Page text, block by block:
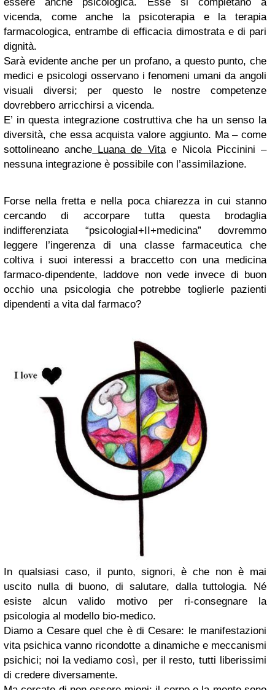
vicenda, come anche la psicoterapia e la terapia
farmacologica, entrambe di efficacia dimostrata e di pari
dignità.
Sarà evidente anche per un profano, a questo punto, che
medici e psicologi osservano i fenomeni umani da angoli
visuali diversi; per questo le nostre competenze
dovrebbero arricchirsi a vicenda.
E’ in questa integrazione costruttiva che ha un senso la
diversità, che essa acquista valore aggiunto. Ma – come
sottolineano anche Luana de Vitae Nicola Piccinini –
nessuna integrazione è possibile con l’assimilazione.
Forse nella fretta e nella poca chiarezza in cui stanno
cercando di accorpare tutta questa brodaglia
indifferenziata “psicologiaI+II+medicina” dovremmo
leggere l’ingerenza di una classe farmaceutica che
coltiva i suoi interessi a braccetto con una medicina
farmaco-dipendente, laddove non vede invece di buon
occhio una psicologia che potrebbe toglierle pazienti
dipendenti a vita dal farmaco?
In qualsiasi caso, il punto, signori, è che non è mai
uscito nulla di buono, di salutare, dalla tuttologia. Né
esiste alcun valido motivo per ri-consegnare la
psicologia al modello bio-medico.
Diamo a Cesare quel che è di Cesare: le manifestazioni
vita psichica vanno ricondotte a dinamiche e meccanismi
psichici; noi la vediamo così, per il resto, tutti liberissimi
di credere diversamente.